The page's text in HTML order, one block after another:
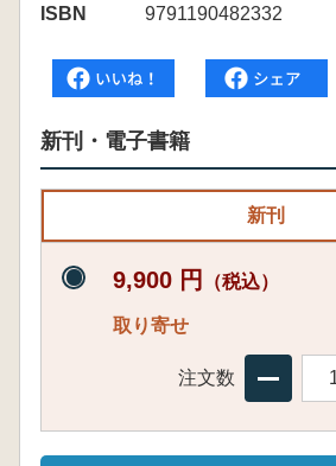
ISBN
9791190482332
新刊・電子書籍
新刊
9,900 円 （税込）
取り寄せ
注文数